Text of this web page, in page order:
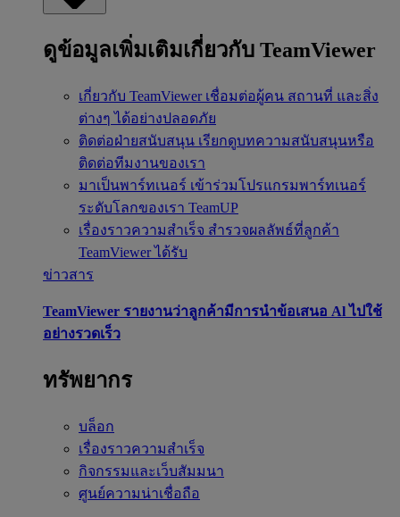
ดูข้อมูลเพิ่มเติมเกี่ยวกับ TeamViewer
เกี่ยวกับ TeamViewer เชื่อมต่อผู้คน สถานที่ และสิ่ง
ต่างๆ ได้อย่างปลอดภัย
ติดต่อฝ่ายสนับสนุน เรียกดูบทความสนับสนุนหรือ
ติดต่อทีมงานของเรา
มาเป็นพาร์ทเนอร์ เข้าร่วมโปรแกรมพาร์ทเนอร์
ระดับโลกของเรา TeamUP
เรื่องราวความสำเร็จ สำรวจผลลัพธ์ที่ลูกค้า
TeamViewer ได้รับ
ข่าวสาร
TeamViewer รายงานว่าลูกค้ามีการนำข้อเสนอ Al ไปใช้
อย่างรวดเร็ว
ทรัพยากร
บล็อก
เรื่องราวความสำเร็จ
กิจกรรมและเว็บสัมมนา
ศูนย์ความน่าเชื่อถือ